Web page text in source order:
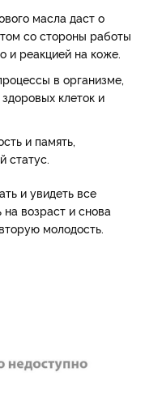
масла даст о
со стороны работы
и реакцией на коже.
в организме,
клеток и
и память,
статус.
и увидеть все
возраст и снова
молодость.